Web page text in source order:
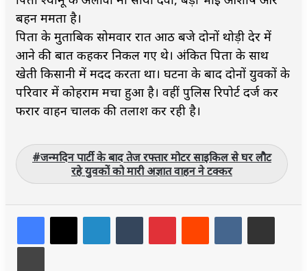
बहन ममता है।
पिता के मुताबिक सोमवार रात आठ बजे दोनों थोड़ी देर में
आने की बात कहकर निकल गए थे। अंकित पिता के साथ
खेती किसानी में मदद करता था। घटना के बाद दोनों युवकों के
परिवार में कोहराम मचा हुआ है। वहीं पुलिस रिपोर्ट दर्ज कर
फरार वाहन चालक की तलाश कर रही है।
जन्मदिन पार्टी के बाद तेज रफ्तार मोटर साइकिल से घर लौट
रहे युवकों को मारी अज्ञात वाहन ने टक्कर
LinkedInTumblrPinterestRedditVKontakte
Share via Email
Print